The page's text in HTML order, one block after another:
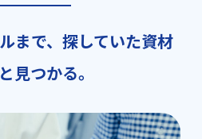
まで、探していた資材
見つかる。